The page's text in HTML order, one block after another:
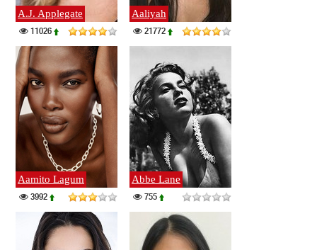
A.J. Applegate
11026
Aaliyah
21772
Aamito Lagum
3992
Abbe Lane
755